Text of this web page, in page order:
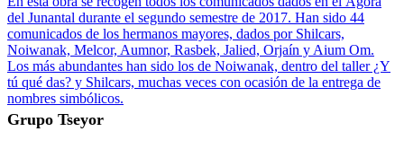
del Junantal durante el segundo semestre de 2017. Han sido 44
comunicados de los hermanos mayores, dados por Shilcars,
Noiwanak, Melcor, Aumnor, Rasbek, Jalied, Orjaín y Aium Om.
Los más abundantes han sido los de Noiwanak, dentro del taller ¿Y
tú qué das? y Shilcars, muchas veces con ocasión de la entrega de
nombres simbólicos.
Grupo Tseyor